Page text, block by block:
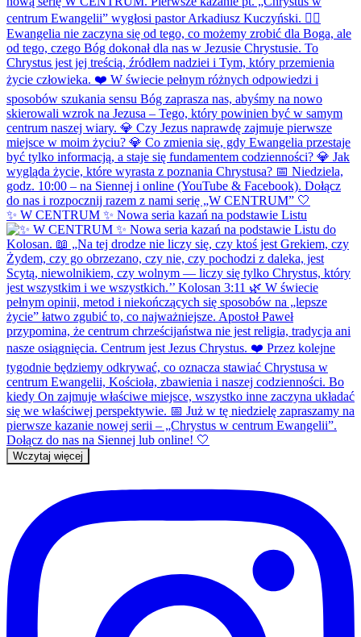
✨ W CENTRUM ✨ Nowa seria kazań na podstawie Listu
Wczytaj więcej